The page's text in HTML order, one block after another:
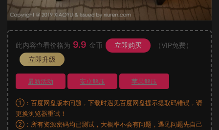
此内容查看价格为 9.9 金币 立即购买
（VIP免费）
立即升级
最新活动 安卓解压 苹果解压
①：百度网盘版本问题，下载时遇见百度网盘提示提取码错误，请
更换浏览器重试！
②：所有资源密码均已测试，大概率不会有问题，遇见问题先自己